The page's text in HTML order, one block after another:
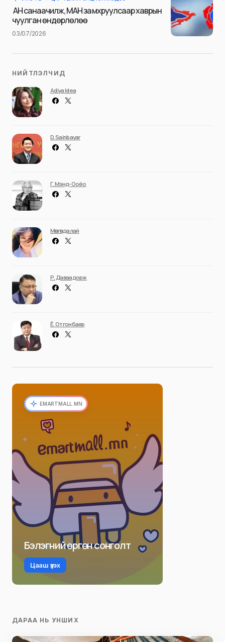
Илгээх
АН санаачилж, МАН замхруулсаар хаврын
чуулган өндөрлөлөө
03/07/2026
НИЙТЛЭЛЧИД
Adiya Idea
D. Sainbayar
Г. Мэнд-Ооёо
Мөнгөндалай
Р. Даваадорж
Ё. Отгонбаяр
EMARTMALL.MN
Бэлэгний өргөн сонголт
Цааш үзэх
ДАРАА НЬ УНШИХ